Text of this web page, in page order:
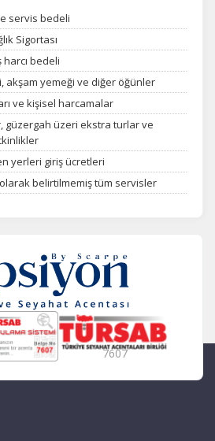
servis bedeli
Sigortası
harcı bedeli
akşam yemeği ve diğer öğünler
ve kişisel harcamalar
güzergah üzeri ekstra turlar ve
yerleri giriş ücretleri
belirtilmemiş tüm servisler
7607